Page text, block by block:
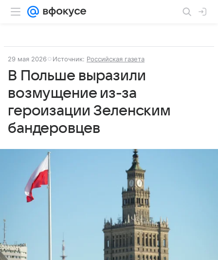
29 мая 2026 Источник: Российская газета
В Польше выразили
возмущение из-за
героизации Зеленским
бандеровцев